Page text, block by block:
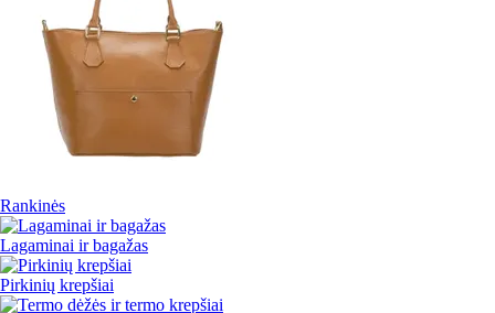
Rankinės
Lagaminai ir bagažas
Pirkinių krepšiai